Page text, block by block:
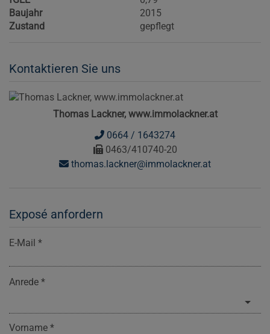
Baujahr
2015
Zustand
gepflegt
Kontaktieren Sie uns
Thomas Lackner, www.immolackner.at
0664 / 1643274
0463/410740-20
thomas.lackner@immolackner.at
Exposé anfordern
E-Mail
Anrede
Vorname